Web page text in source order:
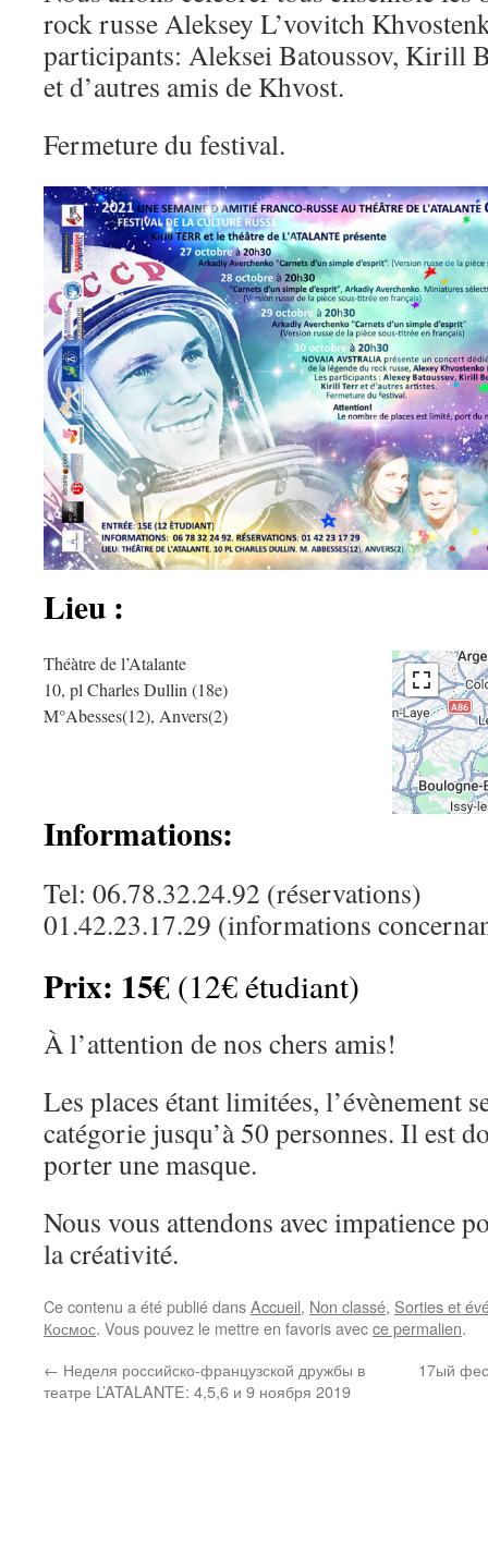
rock russe Aleksey L’vovitch
participants: Aleksei Batoussov, Kirill
et d’autres amis de Khvost.
Fermeture du festival.
Lieu :
Théàtre de l’Atalante
10, pl Charles Dullin (18e)
M°Abesses(12), Anvers(2)
Informations:
Tel: 06.78.32.24.92 (réservations)
01.42.23.17.29 (informations
Prix: 15€ (12€ étudiant)
À l’attention de nos chers amis!
Les places étant limitées, l’évènement
catégorie jusqu’à 50 personnes. Il est
porter une masque.
Nous vous attendons avec impatience
la créativité.
Ce contenu a été publié dansAccueil, Non classé, Sorties et
Космос. Vous pouvez le mettre en favoris avecce permalien.
← Неделя российско-французской дружбы в
театре L’ATALANTE: 4,5,6 и 9 ноября 2019
17ый